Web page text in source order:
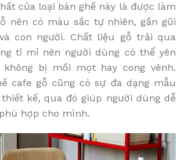
của loại bàn ghế này là được làm
nên có màu sắc tự nhiên, gần gũi
con người. Chất liệu gỗ trải qua
tỉ mỉ nên người dùng có thể yên
bị mối mọt hay cong vênh.
cafe gỗ cũng có sự đa dạng mẫu
kế, qua đó giúp người dùng dễ
hợp cho mình.